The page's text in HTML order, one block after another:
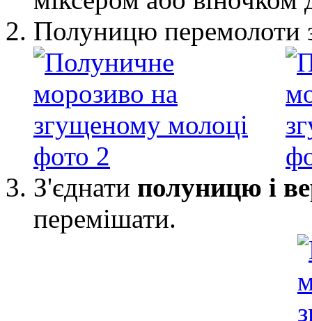
Полуницю перемолоти
З'єднати полуницю і
перемішати.